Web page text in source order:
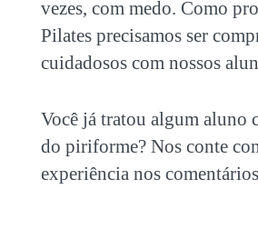
vezes, com medo. Como
Pilates precisamos ser
cuidadosos com nossos
Você já tratou algum aluno
do piriforme? Nos conte
experiência nos